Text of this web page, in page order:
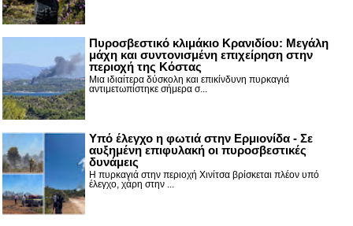
Πυροσβεστικό κλιμάκιο Κρανιδίου: Μεγάλη
μάχη και συντονισμένη επιχείρηση στην
περιοχή της Κόστας
Μια ιδιαίτερα δύσκολη και επικίνδυνη πυρκαγιά
αντιμετωπίστηκε σήμερα σ...
Υπό έλεγχο η φωτιά στην Ερμιονίδα - Σε
αυξημένη επιφυλακή οι πυροσβεστικές
δυνάμεις
Η πυρκαγιά στην περιοχή Χινίτσα βρίσκεται πλέον υπό
έλεγχο, χάρη στην ...